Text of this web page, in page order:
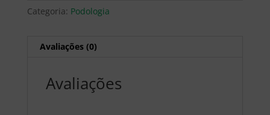
Categoria: Podologia
Avaliações (0)
Avaliações